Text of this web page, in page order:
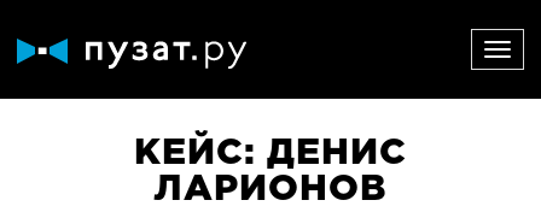
КЕЙС: ДЕНИС
ЛАРИОНОВ